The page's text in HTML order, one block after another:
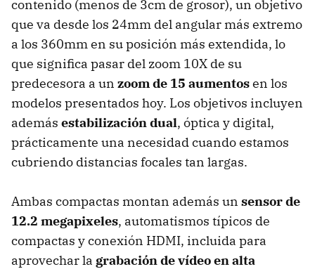
contenido (menos de 3cm de grosor), un objetivo
que va desde los 24mm del angular más extremo
a los 360mm en su posición más extendida, lo
que significa pasar del zoom 10X de su
predecesora a un zoom de 15 aumentosen los
modelos presentados hoy. Los objetivos incluyen
además estabilización dual, óptica y digital,
prácticamente una necesidad cuando estamos
cubriendo distancias focales tan largas.
Ambas compactas montan además un sensor de
12.2 megapixeles, automatismos típicos de
compactas y conexión HDMI, incluida para
aprovechar la grabación de vídeo en alta